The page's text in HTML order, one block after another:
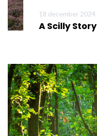
18 december 2024
A Scilly Story